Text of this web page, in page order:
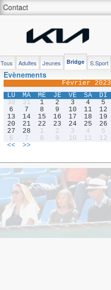
Contact
Tous Adultes Jeunes Bridge S.Sport
Evènements
Février 2023
LU
MA ME JE VE SA
DI
30
31 1 2 3 4
5
6
7 8 9 10 11
12
13
14 15 16 17 18
19
20
21 22 23 24 25
26
27
28 1 2 3 4
5
6
7 8 9 10 11
12
<<
>>